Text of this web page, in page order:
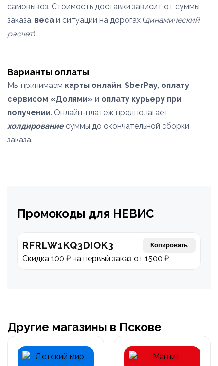
самовывоз. Стоимость доставки зависит от суммы
заказа, веса и ситуации на дорогах (динамический
расчет).
Варианты оплаты
Мы принимаем карты онлайн, SberPay, оплату
сервисом «Долями» и оплату курьеру при
получении. Онлайн-платеж предполагает
холдированиесуммы до окончательной сборки
заказа.
Промокоды для НЕВИС
RFRLW1KQ3DIOK3 Копировать
Скидка 100 ₽ на первый заказ от 1500 ₽
Другие магазины в Пскове